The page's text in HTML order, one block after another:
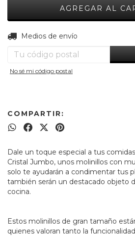
Entregas para el CP:
Medios de envío
No sé mi código postal
COMPARTIR:
Dale un toque especial a tus
Cristal Jumbo, unos molinillos con
solo te ayudarán a condimentar tus
también serán un destacado objeto
cocina.
Estos molinillos de gran tamaño
quienes valoran tanto la